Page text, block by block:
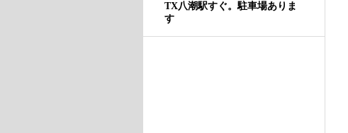
TX八潮駅すぐ。駐車場ありま
す